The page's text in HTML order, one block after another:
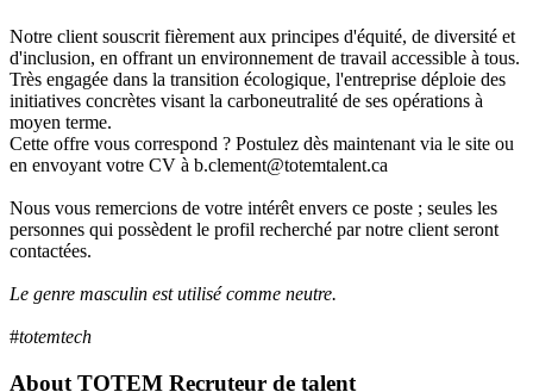
Notre client souscrit fièrement aux principes d'équité, de diversité et
d'inclusion, en offrant un environnement de travail accessible à tous.
Très engagée dans la transition écologique, l'entreprise déploie des
initiatives concrètes visant la carboneutralité de ses opérations à
moyen terme.
Cette offre vous correspond ? Postulez dès maintenant via le site ou
en envoyant votre CV à b.clement@totemtalent.ca
Nous vous remercions de votre intérêt envers ce poste ; seules les
personnes qui possèdent le profil recherché par notre client seront
contactées.
Le genre masculin est utilisé comme neutre.
#totemtech
About TOTEM Recruteur de talent